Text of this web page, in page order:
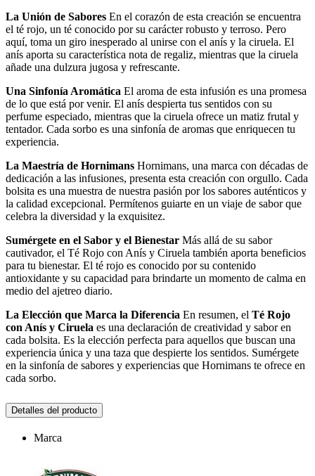
La Unión de Sabores En el corazón de esta creación se encuentra
el té rojo, un té conocido por su carácter robusto y terroso. Pero
aquí, toma un giro inesperado al unirse con el anís y la ciruela. El
anís aporta su característica nota de regaliz, mientras que la ciruela
añade una dulzura jugosa y refrescante.
Una Sinfonía Aromática El aroma de esta infusión es una promesa
de lo que está por venir. El anís despierta tus sentidos con su
perfume especiado, mientras que la ciruela ofrece un matiz frutal y
tentador. Cada sorbo es una sinfonía de aromas que enriquecen tu
experiencia.
La Maestría de Hornimans Hornimans, una marca con décadas de
dedicación a las infusiones, presenta esta creación con orgullo. Cada
bolsita es una muestra de nuestra pasión por los sabores auténticos y
la calidad excepcional. Permítenos guiarte en un viaje de sabor que
celebra la diversidad y la exquisitez.
Sumérgete en el Sabor y el Bienestar Más allá de su sabor
cautivador, el Té Rojo con Anís y Ciruela también aporta beneficios
para tu bienestar. El té rojo es conocido por su contenido
antioxidante y su capacidad para brindarte un momento de calma en
medio del ajetreo diario.
La Elección que Marca la Diferencia En resumen, el Té Rojo
con Anís y Ciruela es una declaración de creatividad y sabor en
cada bolsita. Es la elección perfecta para aquellos que buscan una
experiencia única y una taza que despierte los sentidos. Sumérgete
en la sinfonía de sabores y experiencias que Hornimans te ofrece en
cada sorbo.
Detalles del producto
Marca